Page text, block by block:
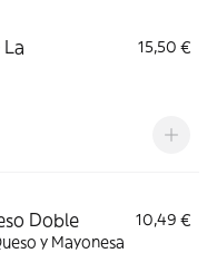
15,50 €
Doble
10,49 €
y Mayonesa